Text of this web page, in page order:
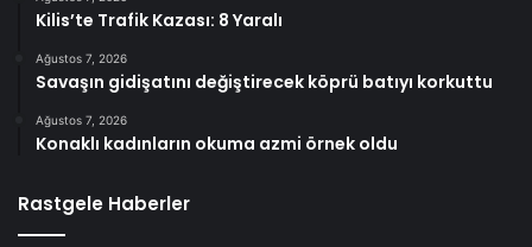
Kilis’te Trafik Kazası: 8 Yaralı
Ağustos 7, 2026
Savaşın gidişatını değiştirecek köprü batıyı korkuttu
Ağustos 7, 2026
Konaklı kadınların okuma azmi örnek oldu
Rastgele Haberler